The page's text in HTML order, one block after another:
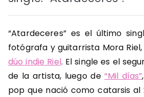
“Atardeceres” es el último
fotógrafa y guitarrista Mora
dúo indie Riel. El single es el
de la artista, luego de“Mil días”
pop que nació como catarsis al